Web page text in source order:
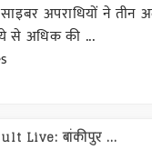
अपराधियों ने तीन
से अधिक की ...
Live: बांकीपुर ...